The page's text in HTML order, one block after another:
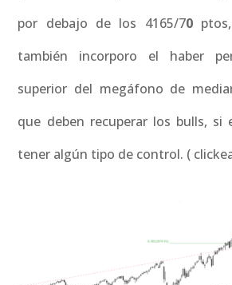
por debajo de los 4165/70ptos,
también incorporo el haber
superior del megáfono de
que deben recuperar los bulls, si
tener algún tipo de control. (